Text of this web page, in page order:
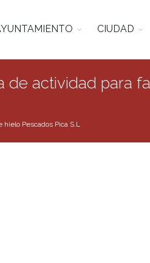
CIUDAD
actividad para
Pescados Pica S.L